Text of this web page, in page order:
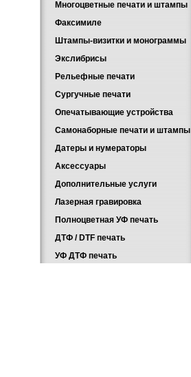
Многоцветные печати и штампы
Факсимиле
Штампы-визитки и монограммы
Экслибрисы
Рельефные печати
Сургучные печати
Опечатывающие устройства
Самонаборные печати и штампы
Датеры и нумераторы
Аксессуары
Дополнительные услуги
Лазерная гравировка
Полноцветная УФ печать
ДТФ / DTF печать
УФ ДТФ печать